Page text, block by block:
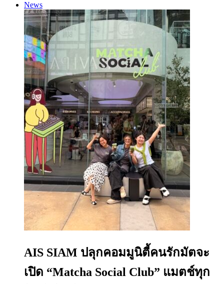
News
AIS SIAM ปลุกคอมมูนิตี้คนรักมัตจะ
เปิด “Matcha Social Club” แมตช์ทุก